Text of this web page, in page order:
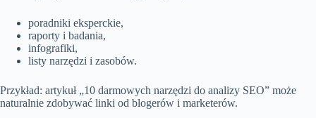
poradniki eksperckie,
raporty i badania,
infografiki,
listy narzędzi i zasobów.
Przykład: artykuł „10 darmowych narzędzi do analizy SEO” może
naturalnie zdobywać linki od blogerów i marketerów.